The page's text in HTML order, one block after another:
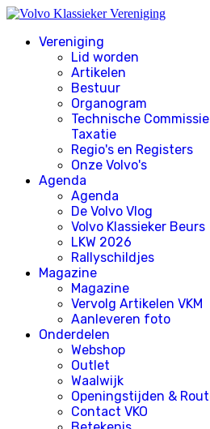
Vereniging
Lid worden
Artikelen
Bestuur
Organogram
Technische
Taxatie
Regio's en Registers
Onze Volvo's
Agenda
Agenda
De Volvo Vlog
Volvo Klassieker Beurs
LKW 2026
Rallyschildjes
Magazine
Magazine
Vervolg Artikelen VKM
Aanleveren foto
Onderdelen
Webshop
Outlet
Waalwijk
Openingstijden &
Contact VKO